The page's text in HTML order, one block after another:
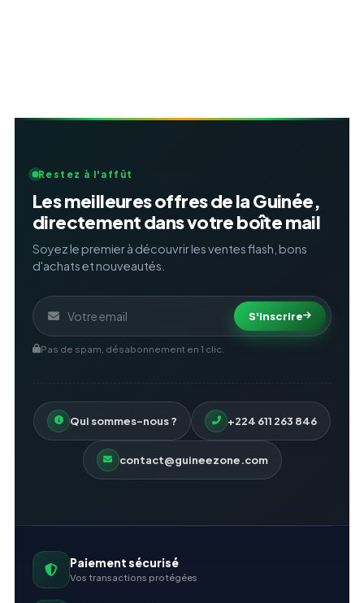
Restez à l'affût
Les meilleures offres de la Guinée,
directement dans votre boîte mail
Soyez le premier à découvrir les ventes flash, bons
d'achats et nouveautés.
S'inscrire
Pas de spam, désabonnement en 1 clic.
Qui sommes-nous ? +224 611 263 846
contact@guineezone.com
Paiement sécurisé
Vos transactions protégées